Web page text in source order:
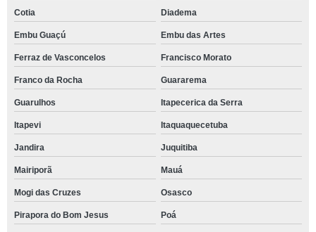
Cotia Diadema
Embu Guaçú Embu das Artes
Ferraz de Vasconcelos Francisco Morato
Franco da Rocha Guararema
Guarulhos Itapecerica da Serra
Itapevi Itaquaquecetuba
Jandira Juquitiba
Mairiporã Mauá
Mogi das Cruzes Osasco
Pirapora do Bom Jesus Poá